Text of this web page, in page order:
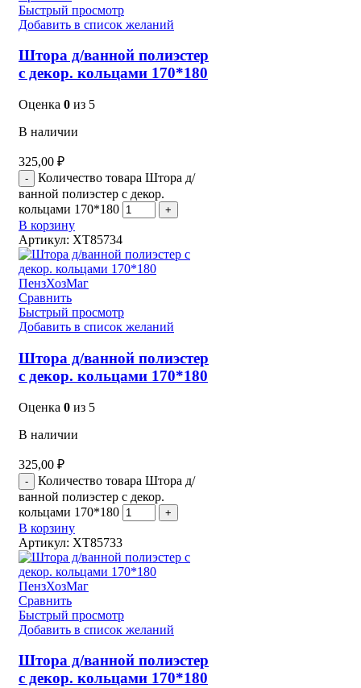
Быстрый просмотр
Добавить в список желаний
Штора д/ванной полиэстер
с декор. кольцами 170*180
Оценка 0 из 5
В наличии
325,00 ₽
Количество товара Штора д/
ванной полиэстер с декор.
кольцами 170*180
В корзину
Артикул: XT85734
Сравнить
Быстрый просмотр
Добавить в список желаний
Штора д/ванной полиэстер
с декор. кольцами 170*180
Оценка 0 из 5
В наличии
325,00 ₽
Количество товара Штора д/
ванной полиэстер с декор.
кольцами 170*180
В корзину
Артикул: XT85733
Сравнить
Быстрый просмотр
Добавить в список желаний
Штора д/ванной полиэстер
с декор. кольцами 170*180